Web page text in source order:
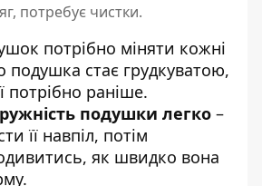
потребує чистки.
потрібно міняти кожні
стає грудкуватою,
потрібно раніше.
подушки легко –
її навпіл, потім
як швидко вона